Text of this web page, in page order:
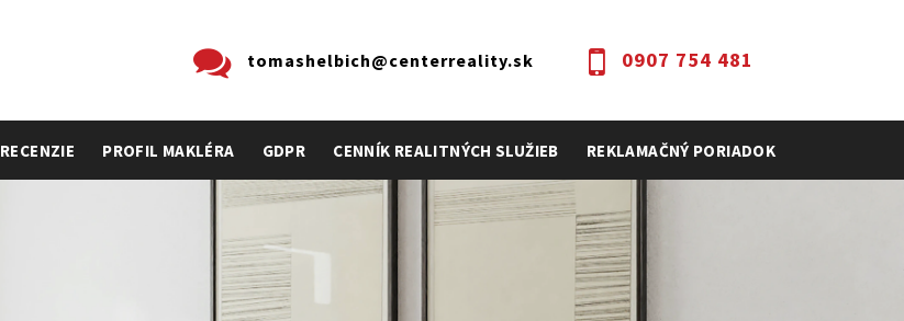
0907 754 481
tomashelbich@centerreality.sk
RECENZIE PROFIL MAKLÉRA GDPR CENNÍK REALITNÝCH SLUŽIEB REKLAMAČNÝ PORIADOK